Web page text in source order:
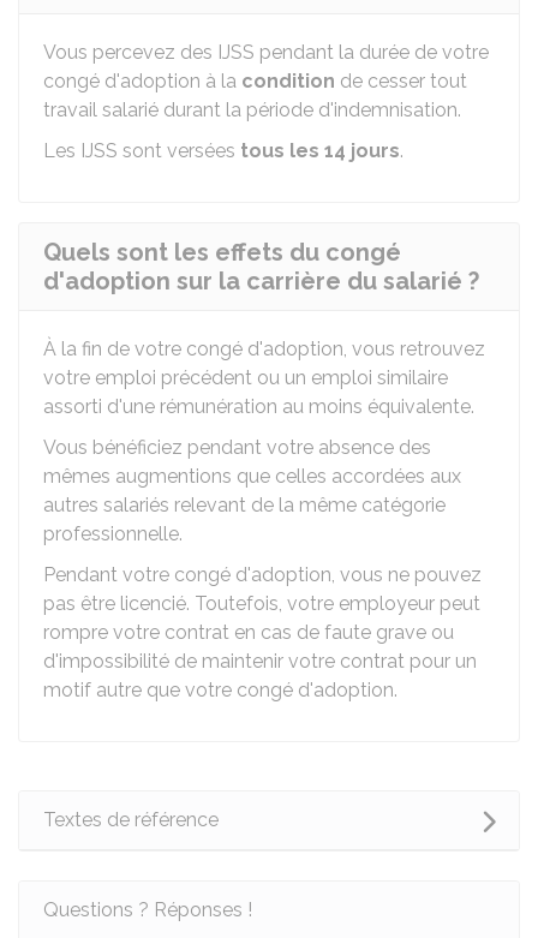
Vous percevez des IJSS pendant la durée de votre
congé d'adoption à la condition de cesser tout
travail salarié durant la période d'indemnisation.
Les IJSS sont versées tous les 14 jours.
Quels sont les effets du congé
d'adoption sur la carrière du salarié ?
À la fin de votre congé d'adoption, vous retrouvez
votre emploi précédent ou un emploi similaire
assorti d'une rémunération au moins équivalente.
Vous bénéficiez pendant votre absence des
mêmes augmentions que celles accordées aux
autres salariés relevant de la même catégorie
professionnelle.
Pendant votre congé d'adoption, vous ne pouvez
pas être licencié. Toutefois, votre employeur peut
rompre votre contrat en cas de faute grave ou
d'impossibilité de maintenir votre contrat pour un
motif autre que votre congé d'adoption.
Textes de référence
Questions ? Réponses !